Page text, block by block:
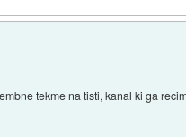
tekme na tisti, kanal ki ga